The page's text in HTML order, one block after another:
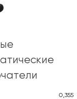
0,355